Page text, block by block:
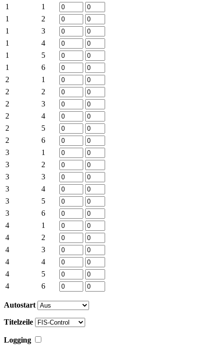
1
1
1
2
1
3
1
4
1
5
1
6
2
1
2
2
2
3
2
4
2
5
2
6
3
1
3
2
3
3
3
4
3
5
3
6
4
1
4
2
4
3
4
4
4
5
4
6
Autostart
Titelzeile
Logging